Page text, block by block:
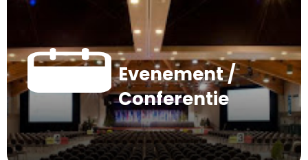
Evenement /
Conferentie